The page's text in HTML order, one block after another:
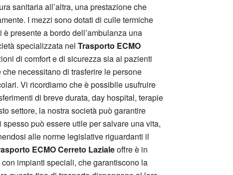
sanitaria all’altra, una prestazione che
I mezzi sono dotati di culle termiche
presente a bordo dell’ambulanza una
specializzata nel Trasporto ECMO
di comfort e di sicurezza sia ai pazienti
necessitano di trasferire le persone
Vi ricordiamo che è possibile usufruire
di breve durata, day hospital, terapie
settore, la nostra società può garantire
può essere utile per salvare una vita,
alle norme legislative riguardanti il
ECMO Cerreto Lazialeoffre è in
impianti speciali, che garantiscono la